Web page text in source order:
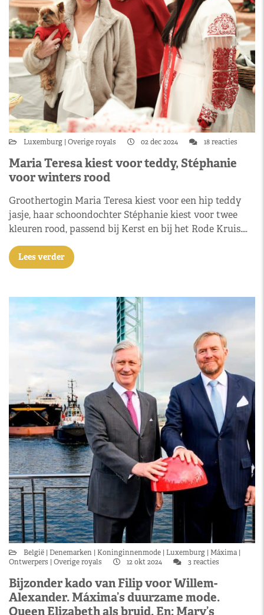
Luxemburg Overige royals 02 dec 2024 18 reacties
Maria Teresa kiest voor teddy, Stéphanie
voor winters rood
Groothertogin Maria Teresa kiest voor een hip teddy
jasje, haar schoondochter Stéphanie kiest voor twee
kleuren rood, passend bij Kerst en bij het Rode Kruis.…
Lees verder
België Denemarken Koninginnenmode Luxemburg Máxima
Ontwerpers
Overige royals 12 okt 2024 3 reacties
Bijzonder kado van Filip voor Willem-
Alexander. Máxima’s duurzame mode.
Queen Elizabeth als bruid. En: Mary’s